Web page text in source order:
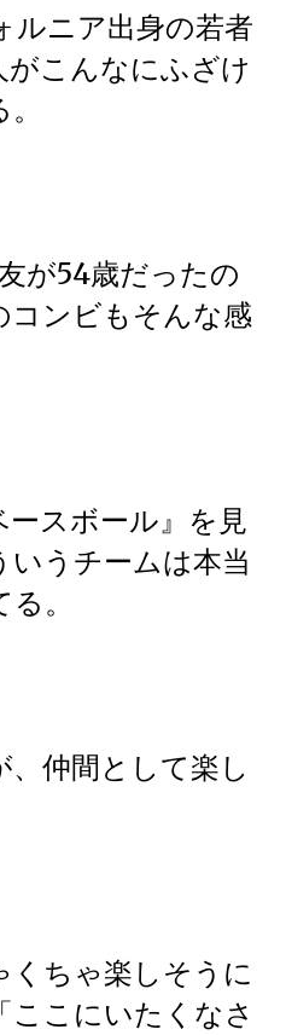
ルニア出身の若者
がこんなにふざけ
が54歳だったの
コンビもそんな感
ースボール』を見
うチームは本当
。
、仲間として楽し
くちゃ楽しそうに
ここにいたくなさ